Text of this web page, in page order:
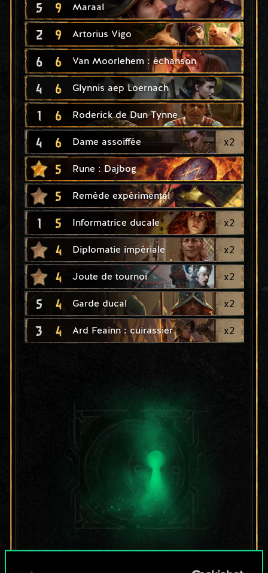
5 9 Maraal
2 9 Artorius Vigo
6 6 Van Moorlehem : échanson
4 6 Glynnis aep Loernach
1 6 Roderick de Dun Tynne
4 6 Dame assoiffée x2
5 Rune : Dajbog
5 Remède expérimental
1 5 Informatrice ducale x2
4 Diplomatie impériale x2
4 Joute de tournoi x2
5 4 Garde ducal x2
3 4 Ard Feainn : cuirassier x2
Pour l'instant, ce